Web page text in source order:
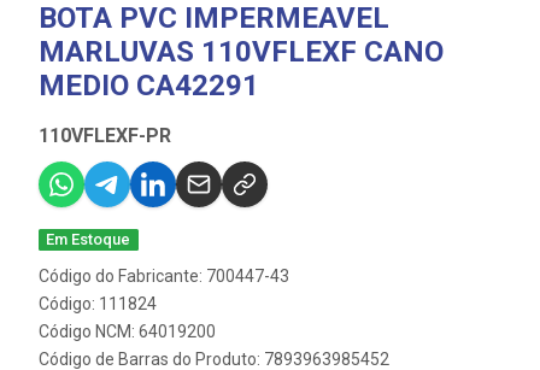
BOTA PVC IMPERMEAVEL
MARLUVAS 110VFLEXF CANO
MEDIO CA42291
110VFLEXF-PR
Em Estoque
Código do Fabricante: 700447-43
Código: 111824
Código NCM: 64019200
Código de Barras do Produto: 7893963985452